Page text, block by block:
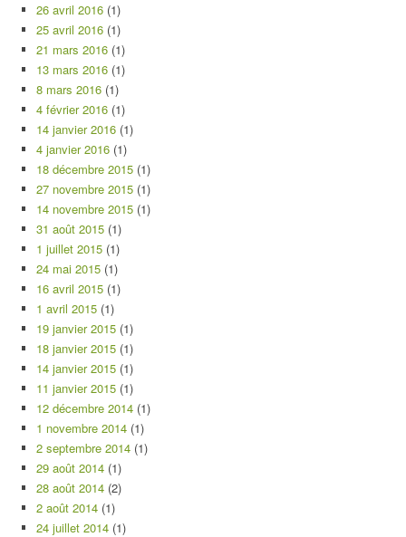
26 avril 2016 (1)
25 avril 2016 (1)
21 mars 2016 (1)
13 mars 2016 (1)
8 mars 2016 (1)
4 février 2016 (1)
14 janvier 2016 (1)
4 janvier 2016 (1)
18 décembre 2015 (1)
27 novembre 2015 (1)
14 novembre 2015 (1)
31 août 2015 (1)
1 juillet 2015 (1)
24 mai 2015 (1)
16 avril 2015 (1)
1 avril 2015 (1)
19 janvier 2015 (1)
18 janvier 2015 (1)
14 janvier 2015 (1)
11 janvier 2015 (1)
12 décembre 2014 (1)
1 novembre 2014 (1)
2 septembre 2014 (1)
29 août 2014 (1)
28 août 2014 (2)
2 août 2014 (1)
24 juillet 2014 (1)